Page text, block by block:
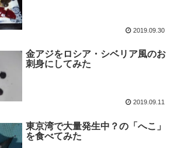
2019.09.30
金アジをロシア・シベリア風のお
刺身にしてみた
2019.09.11
東京湾で大量発生中？の「へこ」
を食べてみた